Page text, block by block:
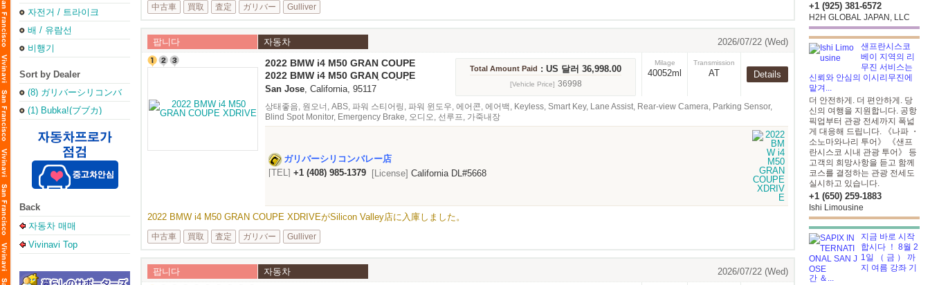
자전거 / 트라이크
배 / 유람선
비행기
Sort by Dealer
(8) ガリバーシリコンバ
レー店
(1) Bubka!(ブブカ)
Back
자동차 매매
Vivinavi Top
中古車 買取 査定 ガリバー Gulliver
팝니다 자동차 2026/07/22 (Wed)
2022 BMW i4 M50 GRAN COUPE
XDRIVE
2022 BMW i4 M50 GRAN COUPE
XDRIVEがSilicon Valley店に入庫しまし
た。
San Jose, California, 95117
Total Amount Paid : US 달러 36,998.00
[Vehicle Price] 36998
Milage
40052ml
Transmission
AT Details
상태좋음, 원오너, ABS, 파워 스티어링, 파워 윈도우, 에어콘, 에어백, Keyless, Smart Key, Lane Assist, Rear-view Camera, Parking Sensor,
Blind Spot Monitor, Emergency Brake, 오디오, 선루프, 가죽내장
ガリバーシリコンバレー店
[TEL] +1 (408) 985-1379 [License] California DL#5668
2022 BMW i4 M50 GRAN COUPE XDRIVEがSilicon Valley店に入庫しました。
中古車 買取 査定 ガリバー Gulliver
팝니다 자동차 2026/07/22 (Wed)
+1 (925) 381-6572
H2H GLOBAL JAPAN, LLC
샌프란시스코
베이 지역의 리
무진 서비스는
신뢰와 안심의 이시리무진에
맡겨...
더 안전하게. 더 편안하게. 당
신의 여행을 지원합니다. 공항
픽업부터 관광 전세까지 폭넓
게 대응해 드립니다. 《나파 ・
소노마와나리 투어》 《샌프
란시스코 시내 관광 투어》 등
고객의 희망사항을 듣고 함께
코스를 결정하는 관광 전세도
실시하고 있습니다.
+1 (650) 259-1883
Ishi Limousine
지금 바로 시작
합시다 ！ 8월 2
1일 （ 금 ） 까
지 여름 강좌 기
간 ＆...